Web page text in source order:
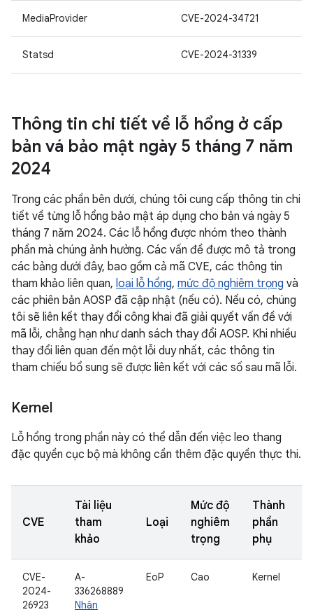
MediaProvider CVE-2024-34721
Statsd CVE-2024-31339
Thông tin chi tiết về lỗ hổng ở cấp
bản vá bảo mật ngày 5 tháng 7 năm
2024
Trong các phần bên dưới, chúng tôi cung cấp thông tin chi
tiết về từng lỗ hổng bảo mật áp dụng cho bản vá ngày 5
tháng 7 năm 2024. Các lỗ hổng được nhóm theo thành
phần mà chúng ảnh hưởng. Các vấn đề được mô tả trong
các bảng dưới đây, bao gồm cả mã CVE, các thông tin
tham khảo liên quan, loại lỗ hổng, mức độ nghiêm trọng và
các phiên bản AOSP đã cập nhật (nếu có). Nếu có, chúng
tôi sẽ liên kết thay đổi công khai đã giải quyết vấn đề với
mã lỗi, chẳng hạn như danh sách thay đổi AOSP. Khi nhiều
thay đổi liên quan đến một lỗi duy nhất, các thông tin
tham chiếu bổ sung sẽ được liên kết với các số sau mã lỗi.
Kernel
Lỗ hổng trong phần này có thể dẫn đến việc leo thang
đặc quyền cục bộ mà không cần thêm đặc quyền thực thi.
CVE
Tài liệu
tham
khảo
Loại
Mức độ
nghiêm
trọng
Thành
phần
phụ
CVE-
2024-
26923
A-
336268889
Nhân
EoP Cao Kernel